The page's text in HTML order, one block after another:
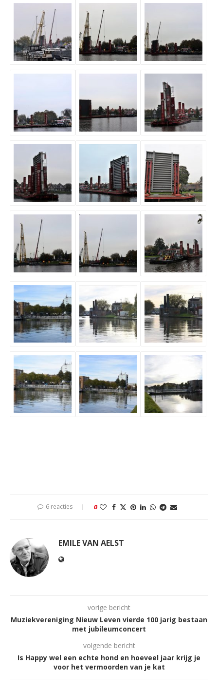
6 reacties 0
EMILE VAN AELST
vorige bericht
Muziekvereniging Nieuw Leven vierde 100 jarig bestaan
met jubileumconcert
volgende bericht
Is Happy wel een echte hond en hoeveel jaar krijg je
voor het vermoorden van je kat